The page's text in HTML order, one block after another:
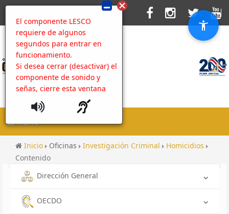
El componente LESCO
requiere de algunos
segundos para entrar en
funcionamiento.
Si desea cerrar (desactivar) el
componente de sonido y
señas, cierre esta ventana
MENU
Inicio Oficinas Investigación Criminal
Homicidios
Contenido
Dirección General
OECDO